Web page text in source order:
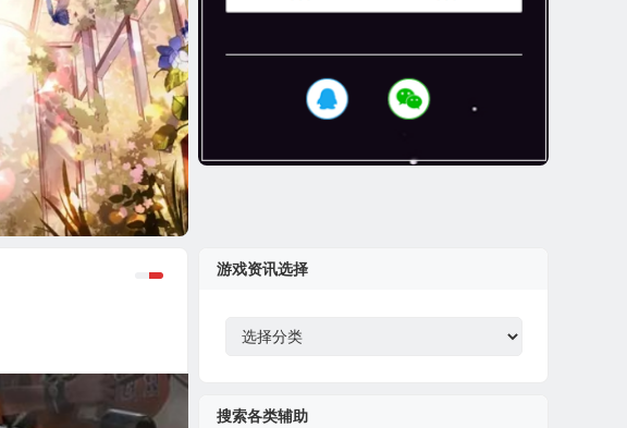
游戏资讯选择
搜索各类辅助